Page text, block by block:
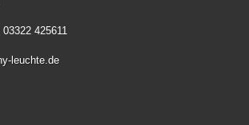
03322 425611
leuchte.de